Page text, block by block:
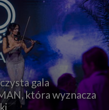
gala
która wyznacza